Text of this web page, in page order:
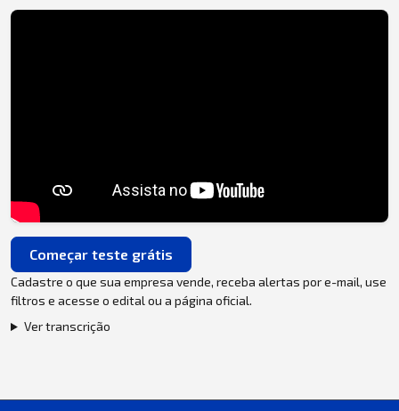
Começar teste grátis
Cadastre o que sua empresa vende, receba alertas por e-mail, use
filtros e acesse o edital ou a página oficial.
Ver transcrição